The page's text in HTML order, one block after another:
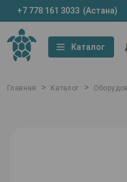
+7 778 161 3033 (Астана)
Каталог
Главная > Каталог >